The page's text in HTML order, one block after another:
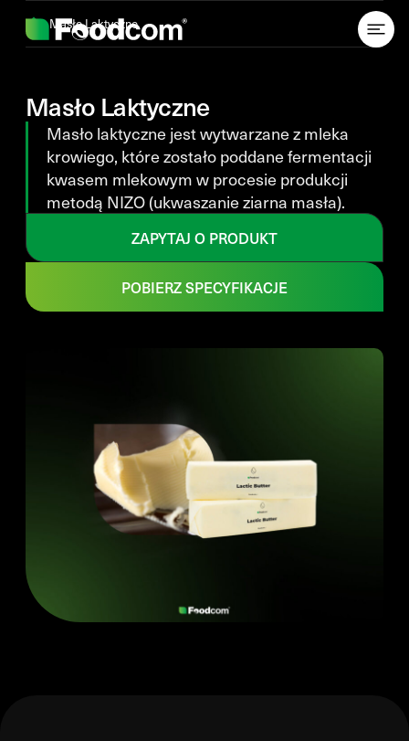
Masło Laktyczne
Masło Laktyczne
Masło laktyczne jest wytwarzane z mleka
krowiego, które zostało poddane fermentacji
kwasem mlekowym w procesie produkcji
metodą NIZO (ukwaszanie ziarna masła).
ZAPYTAJ O PRODUKT
POBIERZ SPECYFIKACJE